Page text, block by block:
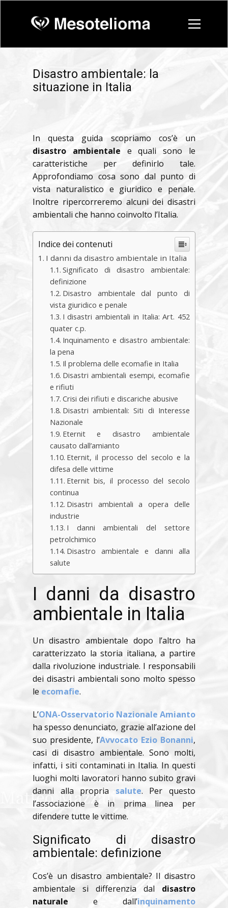
Disastro ambientale: la
situazione in Italia
In questa guida scopriamo cos’è un
disastro ambientale e quali sono le
caratteristiche per definirlo tale.
Approfondiamo cosa sono dal punto di
vista naturalistico e giuridico e penale.
Inoltre ripercorreremo alcuni dei disastri
ambientali che hanno coinvolto l’Italia.
Indice dei contenuti
I danni da disastro ambientale in Italia
Significato di disastro ambientale:
definizione
Disastro ambientale dal punto di
vista giuridico e penale
I disastri ambientali in Italia: Art. 452
quater c.p.
Inquinamento e disastro ambientale:
la pena
Il problema delle ecomafie in Italia
Disastri ambientali esempi, ecomafie
e rifiuti
Crisi dei rifiuti e discariche abusive
Disastri ambientali: Siti di Interesse
Nazionale
Eternit e disastro ambientale
causato dall’amianto
Eternit, il processo del secolo e la
difesa delle vittime
Eternit bis, il processo del secolo
continua
Disastri ambientali a opera delle
industrie
I danni ambientali del settore
petrolchimico
Disastro ambientale e danni alla
salute
I danni da disastro
ambientale in Italia
Un disastro ambientale dopo l’altro ha
caratterizzato la storia italiana, a partire
dalla rivoluzione industriale. I responsabili
dei disastri ambientali sono molto spesso
le ecomafie.
L’ONA-Osservatorio Nazionale Amianto
ha spesso denunciato, grazie all’azione del
suo presidente, l’Avvocato Ezio Bonanni,
casi di disastro ambientale. Sono molti,
infatti, i siti contaminati in Italia. In questi
luoghi molti lavoratori hanno subito gravi
danni alla propria salute. Per questo
l’associazione è in prima linea per
difendere tutte le vittime.
Significato di disastro
ambientale: definizione
Cos’è un disastro ambientale? Il disastro
ambientale si differenzia dal disastro
naturale e dall’inquinamento